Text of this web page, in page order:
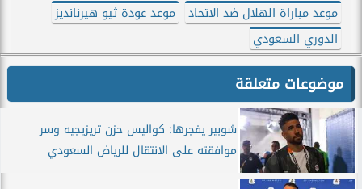
موعد مباراة الهلال ضد الاتحاد
موعد عودة ثيو هيرنانديز
الدوري السعودي
موضوعات متعلقة
شوبير يفجرها: كواليس حزن تريزيجيه وسر
موافقته على الانتقال للرياض السعودي